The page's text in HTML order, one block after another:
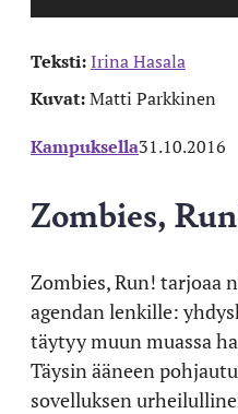
Teksti: Irina Hasala
Kuvat:Matti Parkkinen
Kampuksella31.10.2016
Zombies,
Zombies, Run! tarjoaa
agendan lenkille:
täytyy muun muassa
Täysin ääneen
sovelluksen